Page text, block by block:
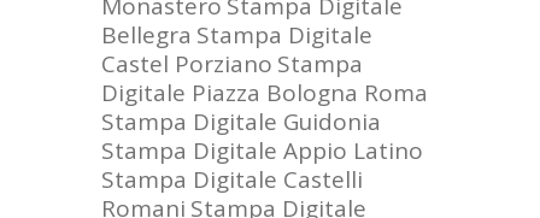
Bellegra Stampa Digitale
Castel Porziano Stampa
Digitale Piazza Bologna Roma
Stampa Digitale Guidonia
Stampa Digitale Appio Latino
Stampa Digitale Castelli
Romani Stampa Digitale